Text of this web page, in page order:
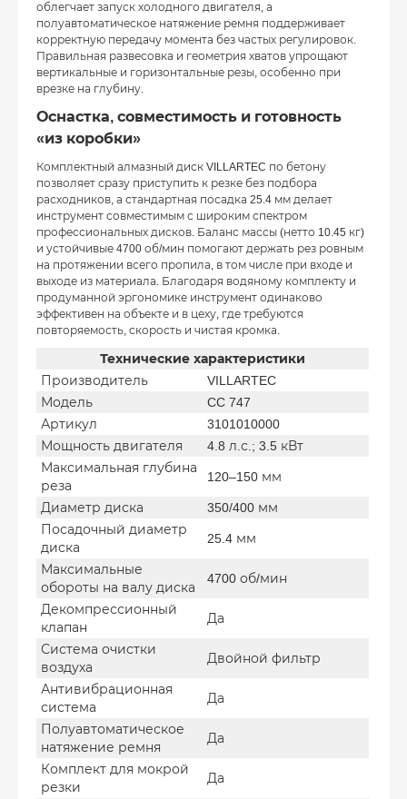
облегчает запуск холодного двигателя, а
полуавтоматическое натяжение ремня поддерживает
корректную передачу момента без частых регулировок.
Правильная развесовка и геометрия хватов упрощают
вертикальные и горизонтальные резы, особенно при
врезке на глубину.
Оснастка, совместимость и готовность
«из коробки»
Комплектный алмазный диск VILLARTEC по бетону
позволяет сразу приступить к резке без подбора
расходников, а стандартная посадка 25.4 мм делает
инструмент совместимым с широким спектром
профессиональных дисков. Баланс массы (нетто 10.45 кг)
и устойчивые 4700 об/мин помогают держать рез ровным
на протяжении всего пропила, в том числе при входе и
выходе из материала. Благодаря водяному комплекту и
продуманной эргономике инструмент одинаково
эффективен на объекте и в цеху, где требуются
повторяемость, скорость и чистая кромка.
Технические характеристики
Производитель
VILLARTEC
Модель
CC 747
Артикул
3101010000
Мощность двигателя
4.8 л.с.; 3.5 кВт
Максимальная глубина
реза
120–150 мм
Диаметр диска
350/400 мм
Посадочный диаметр
диска
25.4 мм
Максимальные
обороты на валу диска
4700 об/мин
Декомпрессионный
клапан
Да
Система очистки
воздуха
Двойной фильтр
Антивибрационная
система
Да
Полуавтоматическое
натяжение ремня
Да
Комплект для мокрой
резки
Да